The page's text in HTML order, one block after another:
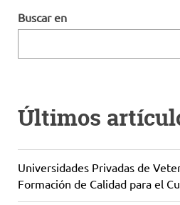
Buscar en
Últimos
Universidades Privadas de
Formación de Calidad para el